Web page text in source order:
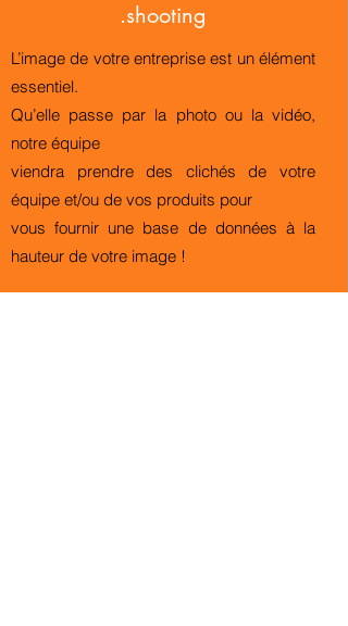
.shooting
L’image de votre entreprise est un élément
essentiel.
Qu’elle passe par la photo ou la vidéo,
notre équipe
viendra prendre des clichés de votre
équipe et/ou de vos produits pour
vous fournir une base de données à la
hauteur de votre image !